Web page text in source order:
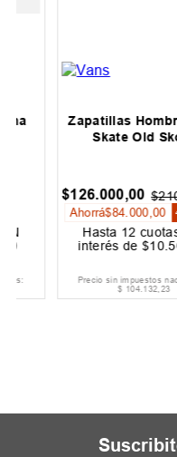
Zapatillas Hombre
Skate Old Skool
.000,00 $210 000,
Ahorrá$84.000,00 40 %
Hasta12cuotas SIN
interés de$10.500,00
Precio sin impuestos nacionales:
132 23